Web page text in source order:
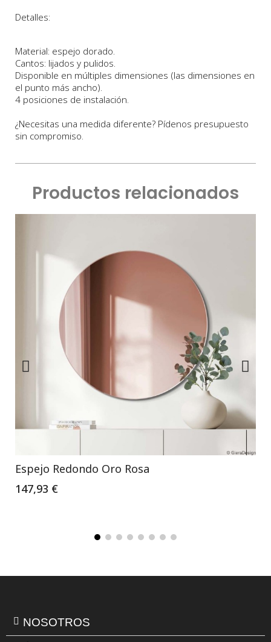
Detalles:
Material: espejo dorado.
Cantos: lijados y pulidos.
Disponible en múltiples dimensiones (las dimensiones en
el punto más ancho).
4 posiciones de instalación.
¿Necesitas una medida diferente? Pídenos presupuesto
sin compromiso.
Productos relacionados
Espejo Redondo Oro Rosa
147,93 €
NOSOTROS